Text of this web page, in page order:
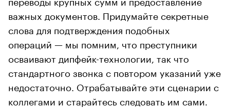
важных документов. Придумайте секретные
слова для подтверждения подобных
операций — мы помним, что преступники
осваивают дипфейк-технологии, так что
стандартного звонка с повтором указаний уже
недостаточно. Отрабатывайте эти сценарии с
коллегами и старайтесь следовать им сами.